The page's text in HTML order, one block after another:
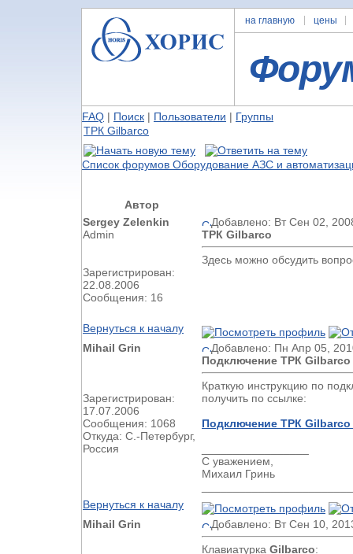
на главную цены
FAQ | Поиск | Пользователи | Группы
ТРК Gilbarco
Список форумов Оборудование АЗС и
Автор
Sergey Zelenkin
Admin
Зарегистрирован:
22.08.2006
Сообщения: 16
Добавлено: Вт Сен 02,
ТРК Gilbarco
Здесь можно обсудить
Вернуться к началу
Mihail Grin
Зарегистрирован:
17.07.2006
Сообщения: 1068
Откуда: С.-Петербург,
Россия
Добавлено: Пн Апр 05,
Подключение ТРК
Краткую инструкцию по
получить по ссылке:
Подключение ТРК
С уважением,
Михаил Гринь
Вернуться к началу
Mihail Grin
Добавлено: Вт Сен 10,
Клавиатурка Gilbarco: